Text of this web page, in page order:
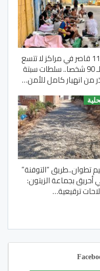
1100 قاصر في مراكز لا تتسع
إلا لـ 90 شخصا.. سلطات سبتة
من انهيار كامل للأمن…
تطوان..طريق “التوفنة”
أحريق بجماعة الزيتون:
ترقيعية…